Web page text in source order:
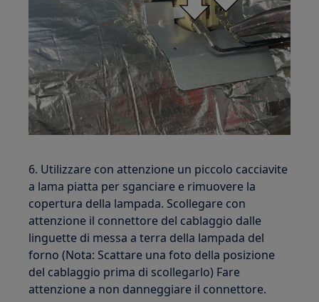
6. Utilizzare con attenzione un piccolo cacciavite
a lama piatta per sganciare e rimuovere la
copertura della lampada. Scollegare con
attenzione il connettore del cablaggio dalle
linguette di messa a terra della lampada del
forno (Nota: Scattare una foto della posizione
del cablaggio prima di scollegarlo) Fare
attenzione a non danneggiare il connettore.